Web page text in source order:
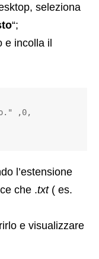
seleziona
“;
e incolla il
,0,
l’estensione
che .txt( es.
e visualizzare